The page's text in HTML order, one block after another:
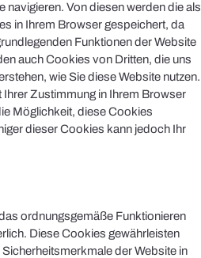
navigieren. Von diesen werden die als
in Ihrem Browser gespeichert, da
Funktionen der Website
auch Cookies von Dritten, die uns
wie Sie diese Website nutzen.
Zustimmung in Ihrem Browser
Möglichkeit, diese Cookies
dieser Cookies kann jedoch Ihr
ordnungsgemäße Funktionieren
Diese Cookies gewährleisten
der Website in